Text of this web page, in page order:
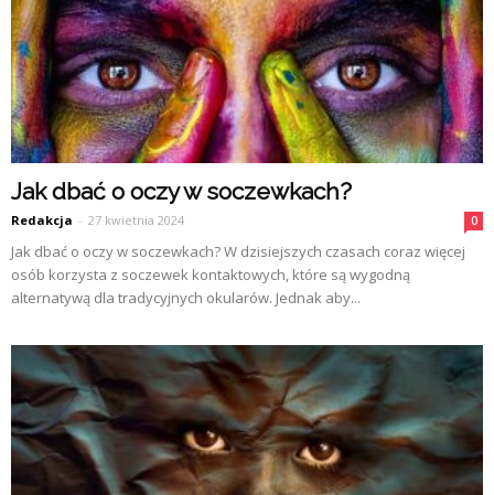
Jak dbać o oczy w soczewkach?
Redakcja - 27 kwietnia 2024 0
Jak dbać o oczy w soczewkach? W dzisiejszych czasach coraz więcej
osób korzysta z soczewek kontaktowych, które są wygodną
alternatywą dla tradycyjnych okularów. Jednak aby...